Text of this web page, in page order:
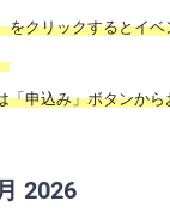
クリックするとイベ
申込み」ボタンから
2026